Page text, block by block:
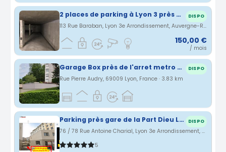
2 places de parking à Lyon 3 près de la gare Part-Dieu DISPO
113 Rue Baraban, Lyon 3e Arrondissement, Auvergne-Rhône-Alpes, France · 3.76 km
150,00 €
/ mois
Garage Box près de l'arret metro gorge de loup DISPO
Rue Pierre Audry, 69009 Lyon, France · 3.83 km
Parking près gare de la Part Dieu Lyon DISPO
76 / 78 Rue Antoine Charial, Lyon 3e Arrondissement, Auvergne-Rhône-Alpes, France · 3.83 km
5